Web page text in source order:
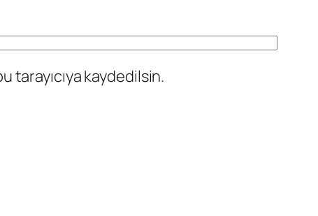
tarayıcıya kaydedilsin.